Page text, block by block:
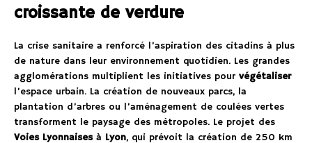
croissante de verdure
La crise sanitaire a renforcé l’aspiration des citadins à plus
de nature dans leur environnement quotidien. Les grandes
agglomérations multiplient les initiatives pour végétaliser
l’espace urbain. La création de nouveaux parcs, la
plantation d’arbres ou l’aménagement de coulées vertes
transforment le paysage des métropoles. Le projet des
Voies Lyonnaisesà Lyon, qui prévoit la création de 250 km